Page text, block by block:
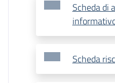
Scheda di
Scheda